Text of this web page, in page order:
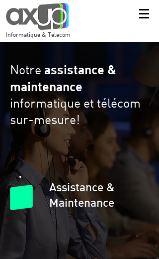
Informatique & Telecom
Notre assistance &
maintenance
informatique et télécom
sur-mesure!
Assistance &
Maintenance